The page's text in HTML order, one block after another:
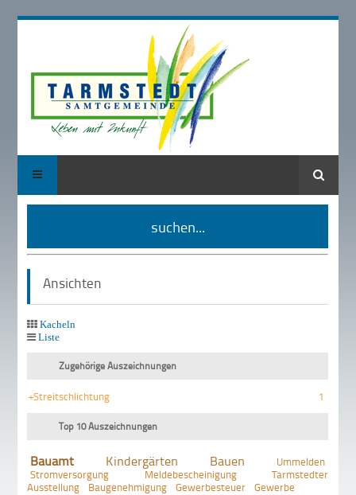
Suche
suchen...
Ansichten
Kacheln
Liste
Zugehörige Auszeichnungen
+Streitschlichtung 1
Top 10 Auszeichnungen
Bauamt Kindergärten Bauen
Ummelden
Stromversorgung
Meldebescheinigung
Tarmstedter
Ausstellung
Baugenehmigung Gewerbesteuer Gewerbe